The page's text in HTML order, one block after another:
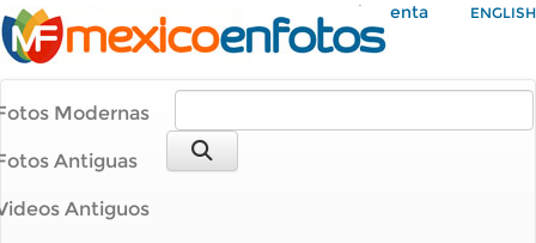
Mi Cuenta ENGLISH
Modernas
Antiguas
Antiguos